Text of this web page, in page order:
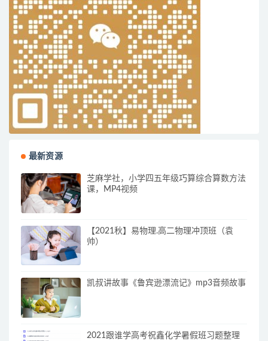
最新资源
芝麻学社，小学四五年级巧算综合算数方法
课，MP4视频
【2021秋】易物理.高二物理冲顶班（袁
帅）
凯叔讲故事《鲁宾逊漂流记》mp3音频故事
2021跟谁学高考祝鑫化学暑假班习题整理